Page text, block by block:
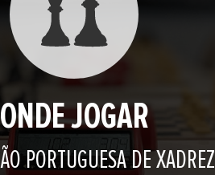
ONDE JOGAR
PORTUGUESA DE XADREZ